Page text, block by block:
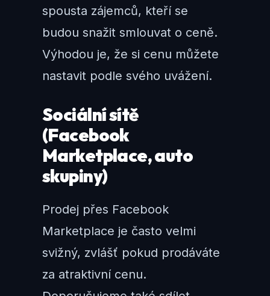
spousta zájemců, kteří se
budou snažit smlouvat o ceně.
Výhodou je, že si cenu můžete
nastavit podle svého uvážení.
Sociální sítě
(Facebook
Marketplace, auto
skupiny)
Prodej přes Facebook
Marketplace je často velmi
svižný, zvlášť pokud prodáváte
za atraktivní cenu.